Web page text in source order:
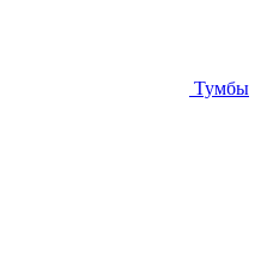
Тумбы